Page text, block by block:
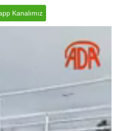
Kanalımız